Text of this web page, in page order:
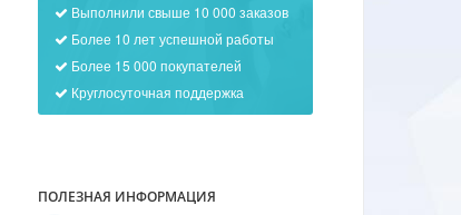
Выполнили свыше 10 000 заказов
Более 10 лет успешной работы
Более 15 000 покупателей
Круглосуточная поддержка
ПОЛЕЗНАЯ ИНФОРМАЦИЯ